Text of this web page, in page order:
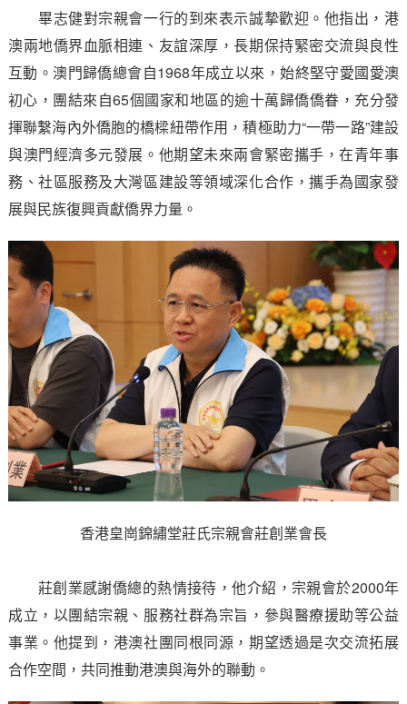
畢志健對宗親會一行的到來表示誠摯歡迎。他指出，港
澳兩地僑界血脈相連、友誼深厚，長期保持緊密交流與良性
互動。澳門歸僑總會自1968年成立以來，始終堅守愛國愛澳
初心，團結來自65個國家和地區的逾十萬歸僑僑眷，充分發
揮聯繫海內外僑胞的橋樑紐帶作用，積極助力“一帶一路”建設
與澳門經濟多元發展。他期望未來兩會緊密攜手，在青年事
務、社區服務及大灣區建設等領域深化合作，攜手為國家發
展與民族復興貢獻僑界力量。
香港皇崗錦繡堂莊氏宗親會莊創業會長
莊創業感謝僑總的熱情接待，他介紹，宗親會於2000年
成立，以團結宗親、服務社群為宗旨，參與醫療援助等公益
事業。他提到，港澳社團同根同源，期望透過是次交流拓展
合作空間，共同推動港澳與海外的聯動。